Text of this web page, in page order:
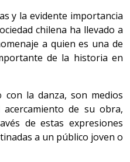
y la evidente importancia
chilena ha llevado a
a quien es una de
de la historia en
con la danza, son medios
de su obra,
de estas expresiones
a un público joven o